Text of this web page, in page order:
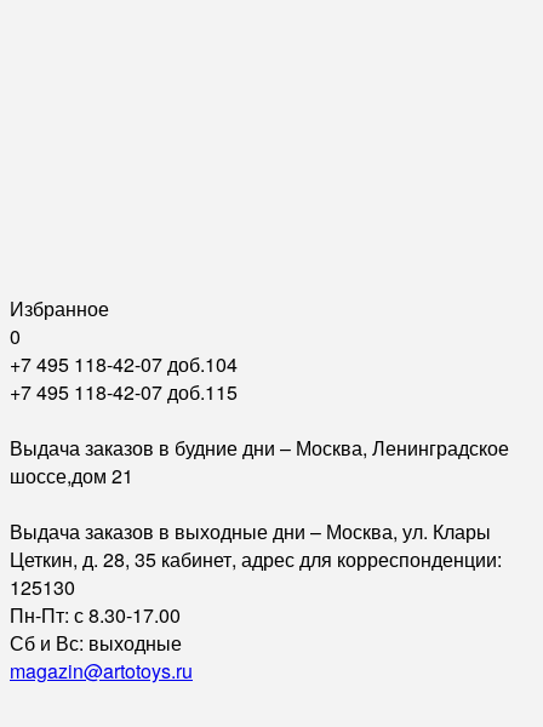
Избранное
0
+7 495 118-42-07 доб.104
+7 495 118-42-07 доб.115
Выдача заказов в будние дни – Москва, Ленинградское
шоссе,дом 21
Выдача заказов в выходные дни – Москва, ул. Клары
Цеткин, д. 28, 35 кабинет, адрес для корреспонденции:
125130
Пн-Пт: с 8.30-17.00
Сб и Вс: выходные
magazin@artotoys.ru